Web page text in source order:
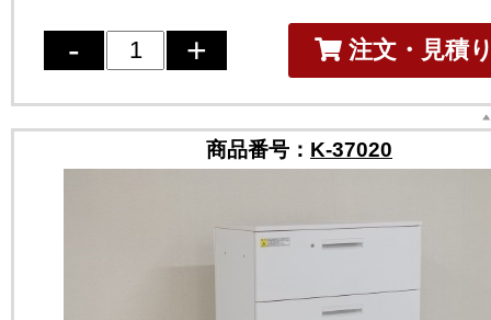
注文・見積
商品番号： K-37020